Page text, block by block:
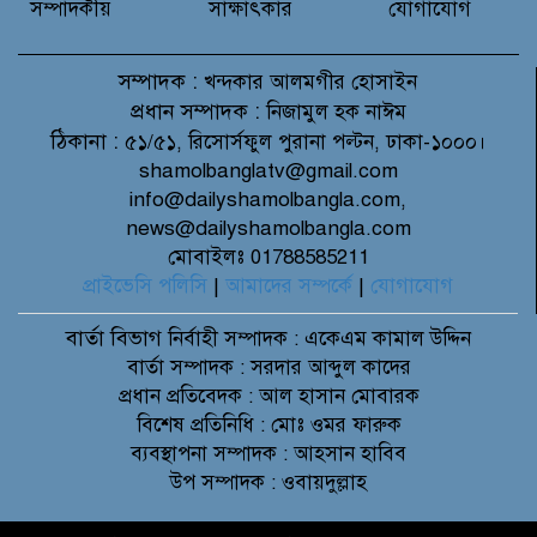
সম্পাদকীয়
সাক্ষাৎকার
যোগাযোগ
সম্পাদক : খন্দকার আলমগীর হোসাইন
প্রধান সম্পাদক : নিজামুল হক নাঈম
ঠিকানা : ৫১/৫১, রিসোর্সফুল পুরানা পল্টন, ঢাকা-১০০০।
shamolbanglatv@gmail.com
info@dailyshamolbangla.com,
news@dailyshamolbangla.com
মোবাইলঃ 01788585211
প্রাইভেসি পলিসি | আমাদের সম্পর্কে | যোগাযোগ
বার্তা বিভাগনির্বাহী সম্পাদক : একেএম কামাল উদ্দিন
বার্তা সম্পাদক : সরদার আব্দুল কাদের
প্রধান প্রতিবেদক : আল হাসান মোবারক
বিশেষ প্রতিনিধি : মোঃ ওমর ফারুক
ব্যবস্থাপনা সম্পাদক : আহসান হাবিব
উপ সম্পাদক : ওবায়দুল্লাহ